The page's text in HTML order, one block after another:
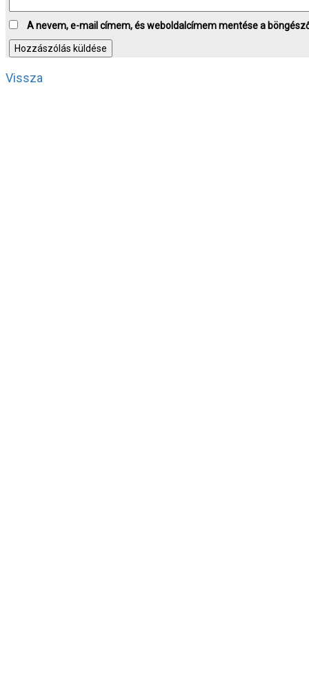
A nevem, e-mail címem, és weboldalcímem mentése a
Vissza